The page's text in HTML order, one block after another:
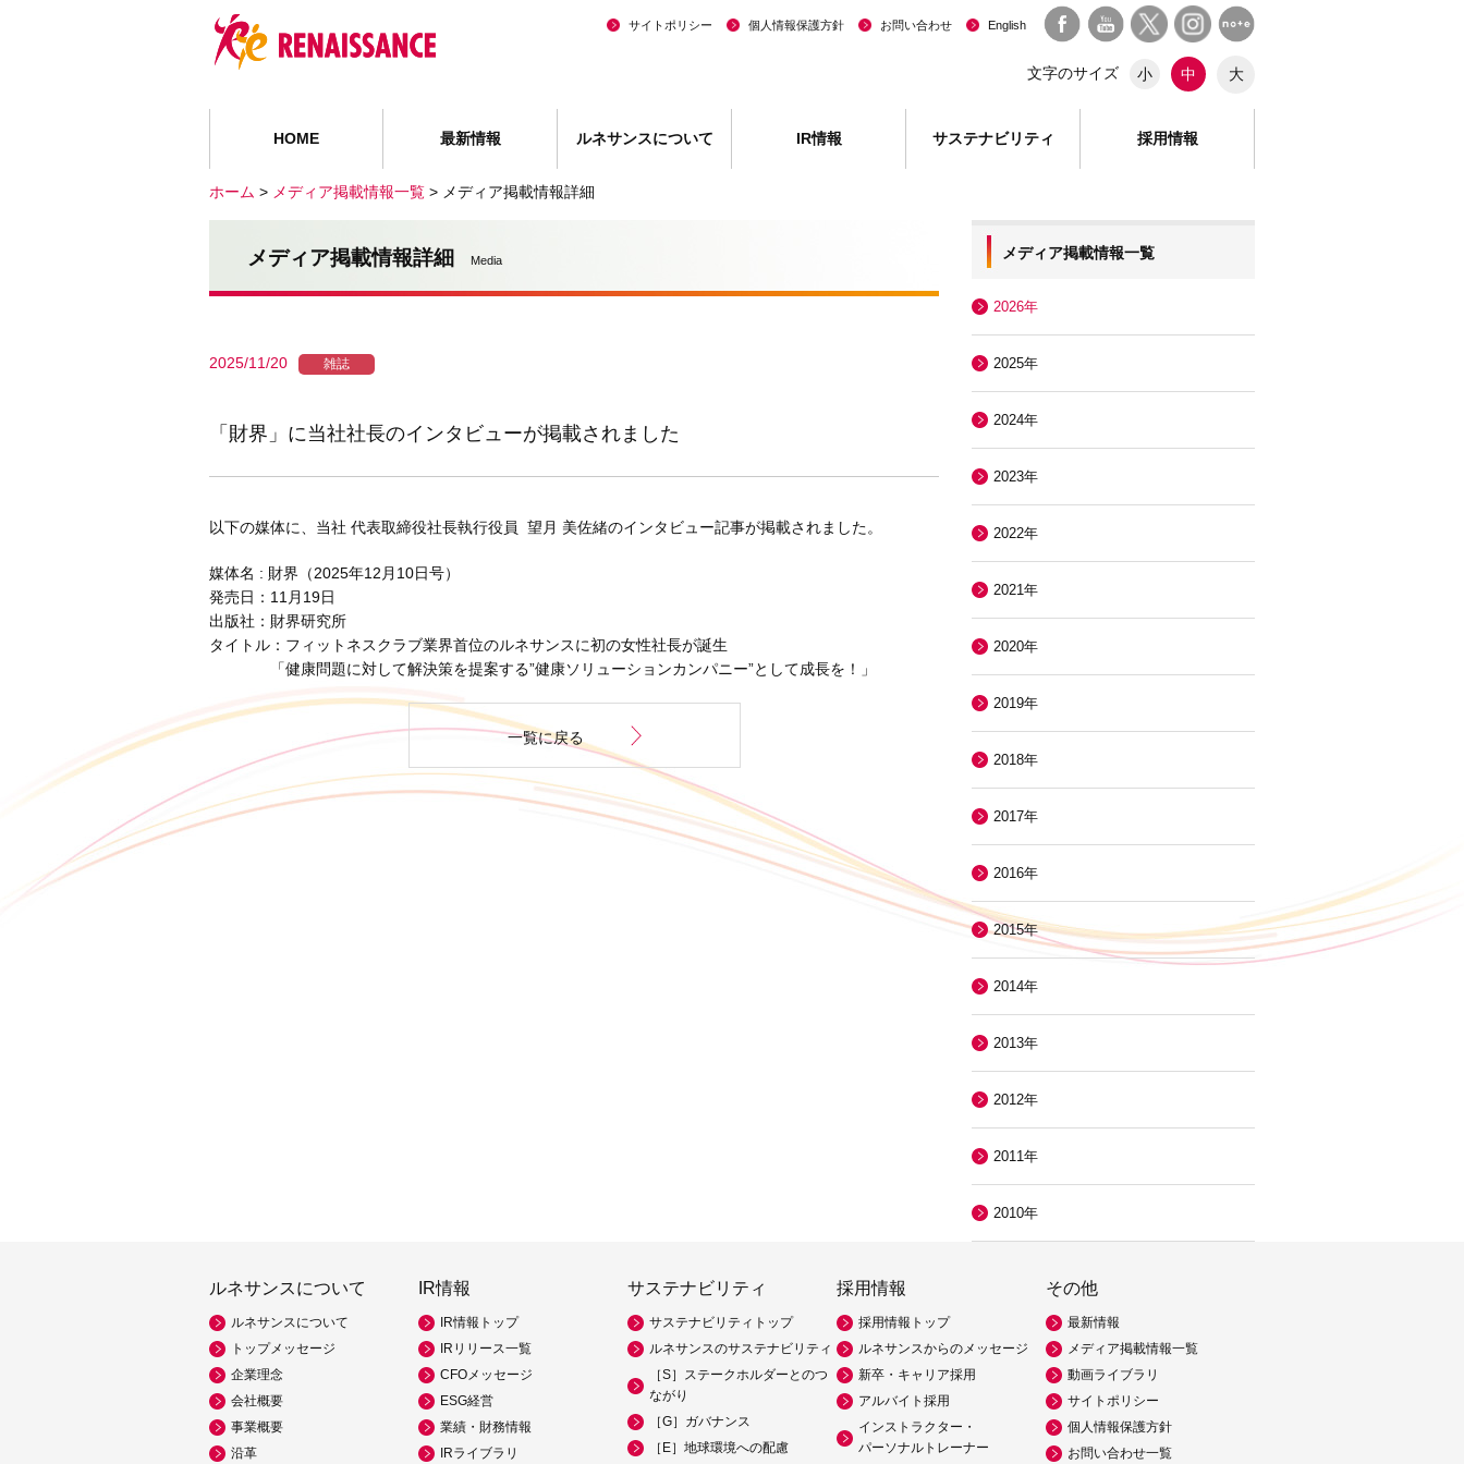
HOME 最新情報 ルネサンスについて IR情報 サステナビリティ 採用情報
サイトポリシー 個人情報保護方針 お問い合わせ English
文字のサイズ 小 中 大
ホーム > メディア掲載情報一覧 > メディア掲載情報詳細
メディア掲載情報詳細 Media
2025/11/20 雑誌
「財界」に当社社長のインタビューが掲載されました
以下の媒体に、当社 代表取締役社長執行役員 望月 美佐緒のインタビュー記事が掲載されました。
媒体名 : 財界（2025年12月10日号）
発売日：11月19日
出版社：財界研究所
タイトル：フィットネスクラブ業界首位のルネサンスに初の女性社長が誕生
「健康問題に対して解決策を提案する”健康ソリューションカンパニー”として成長を！」
一覧に戻る
メディア掲載情報一覧
2026年
2025年
2024年
2023年
2022年
2021年
2020年
2019年
2018年
2017年
2016年
2015年
2014年
2013年
2012年
2011年
2010年
ルネサンスについて
ルネサンスについて
トップメッセージ
企業理念
会社概要
事業概要
沿革
IR情報
IR情報トップ
IRリリース一覧
CFOメッセージ
ESG経営
業績・財務情報
IRライブラリ
サステナビリティ
サステナビリティトップ
ルネサンスのサステナビリティ
［S］ステークホルダーとのつ
ながり
［G］ガバナンス
［E］地球環境への配慮
採用情報
採用情報トップ
ルネサンスからのメッセージ
新卒・キャリア採用
アルバイト採用
インストラクター・
パーソナルトレーナー
その他
最新情報
メディア掲載情報一覧
動画ライブラリ
サイトポリシー
個人情報保護方針
お問い合わせ一覧